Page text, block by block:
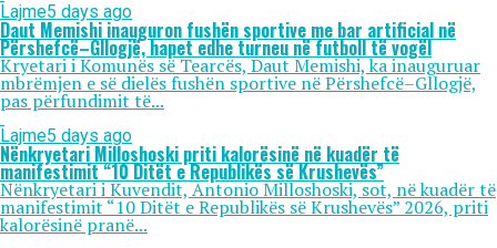
Lajme5 days ago
Daut Memishi inauguron fushën sportive me bar artificial në
Përshefcë–Gllogjë, hapet edhe turneu në futboll të vogël
Kryetari i Komunës së Tearcës, Daut Memishi, ka inauguruar
mbrëmjen e së dielës fushën sportive në Përshefcë–Gllogjë,
pas përfundimit të...
Lajme5 days ago
Nënkryetari Milloshoski priti kalorësinë në kuadër të
manifestimit “10 Ditët e Republikës së Krushevës”
Nënkryetari i Kuvendit, Antonio Milloshoski, sot, në kuadër të
manifestimit “10 Ditët e Republikës së Krushevës” 2026, priti
kalorësinë pranë...